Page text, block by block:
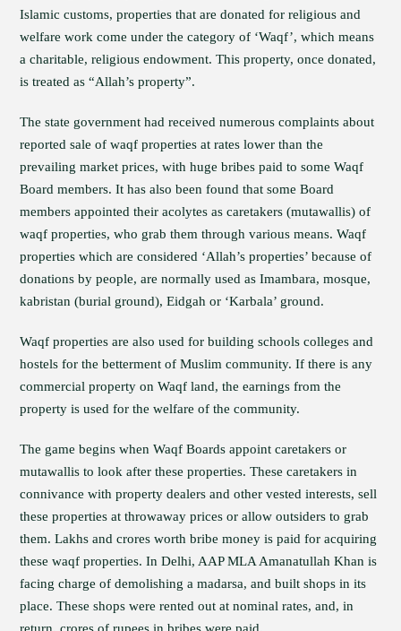
Islamic customs, properties that are donated for religious and
welfare work come under the category of ‘Waqf’, which means
a charitable, religious endowment. This property, once donated,
is treated as “Allah’s property”.
The state government had received numerous complaints about
reported sale of waqf properties at rates lower than the
prevailing market prices, with huge bribes paid to some Waqf
Board members. It has also been found that some Board
members appointed their acolytes as caretakers (mutawallis) of
waqf properties, who grab them through various means. Waqf
properties which are considered ‘Allah’s properties’ because of
donations by people, are normally used as Imambara, mosque,
kabristan (burial ground), Eidgah or ‘Karbala’ ground.
Waqf properties are also used for building schools colleges and
hostels for the betterment of Muslim community. If there is any
commercial property on Waqf land, the earnings from the
property is used for the welfare of the community.
The game begins when Waqf Boards appoint caretakers or
mutawallis to look after these properties. These caretakers in
connivance with property dealers and other vested interests, sell
these properties at throwaway prices or allow outsiders to grab
them. Lakhs and crores worth bribe money is paid for acquiring
these waqf properties. In Delhi, AAP MLA Amanatullah Khan is
facing charge of demolishing a madarsa, and built shops in its
place. These shops were rented out at nominal rates, and, in